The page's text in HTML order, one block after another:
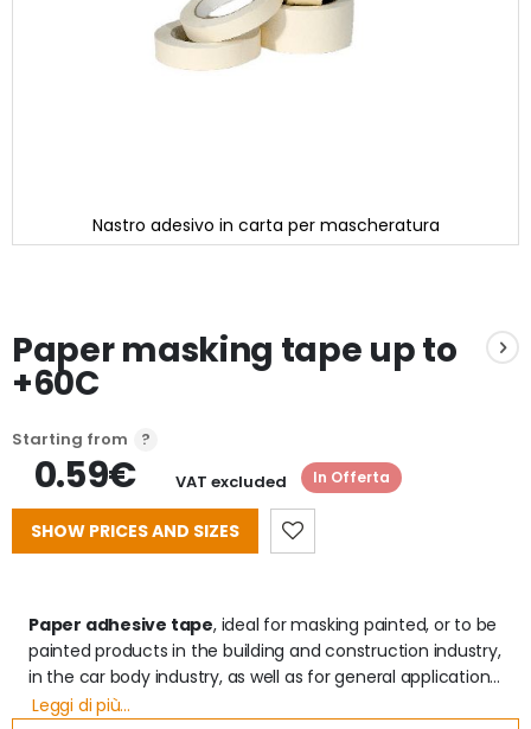
Nastro adesivo in carta per mascheratura
of
the
images
Paper masking tape up to
+60C
Starting from
0.59€ VAT excluded In Offerta
SHOW PRICES AND SIZES
Paper adhesive tape, ideal for masking painted, or to be
painted products in the building and construction industry,
in the car body industry, as well as for general applications
where high temperature resistance is not required.
Leggi di più...